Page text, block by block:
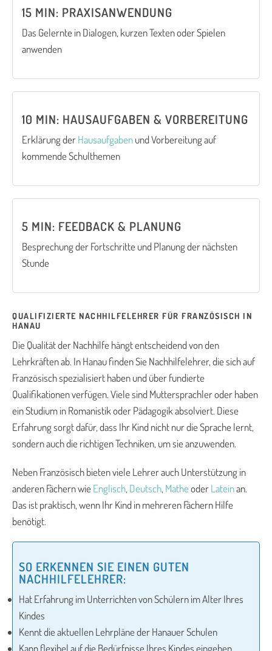
15 MIN: PRAXISANWENDUNG
Das Gelernte in Dialogen, kurzen Texten oder Spielen
anwenden
10 MIN: HAUSAUFGABEN & VORBEREITUNG
Erklärung derHausaufgabenund Vorbereitung auf
kommende Schulthemen
5 MIN: FEEDBACK & PLANUNG
Besprechung der Fortschritte und Planung der nächsten
Stunde
QUALIFIZIERTE NACHHILFELEHRER FÜR FRANZÖSISCH IN
HANAU
Die Qualität der Nachhilfe hängt entscheidend von den
Lehrkräften ab. In Hanau finden Sie Nachhilfelehrer, die sich auf
Französisch spezialisiert haben und über fundierte
Qualifikationen verfügen. Viele sind Muttersprachler oder haben
ein Studium in Romanistik oder Pädagogik absolviert. Diese
Erfahrung sorgt dafür, dass Ihr Kind nicht nur die Sprache lernt,
sondern auch die richtigen Techniken, um sie anzuwenden.
Neben Französisch bieten viele Lehrer auch Unterstützung in
anderen Fächern wie Englisch,Deutsch,MatheoderLateinan.
Das ist praktisch, wenn Ihr Kind in mehreren Fächern Hilfe
benötigt.
SO ERKENNEN SIE EINEN GUTEN
NACHHILFELEHRER:
Hat Erfahrung im Unterrichten von Schülern im Alter Ihres
Kindes
Kennt die aktuellen Lehrpläne der Hanauer Schulen
Kann flexibel auf die Bedürfnisse Ihres Kindes eingehen